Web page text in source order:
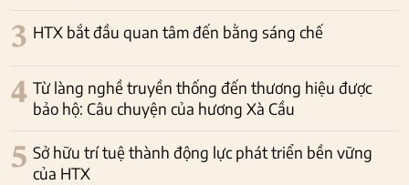
3 HTX bắt đầu quan tâm đến bằng sáng chế
4 Từ làng nghề truyền thống đến thương hiệu được
bảo hộ: Câu chuyện của hương Xà Cầu
5 Sở hữu trí tuệ thành động lực phát triển bền vững
của HTX